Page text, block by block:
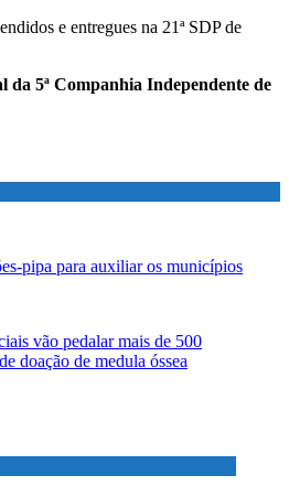
e entregues na 21ª SDP de
da 5ª Companhia Independente de
pipa para auxiliar os municípios
vão pedalar mais de 500
doação de medula óssea